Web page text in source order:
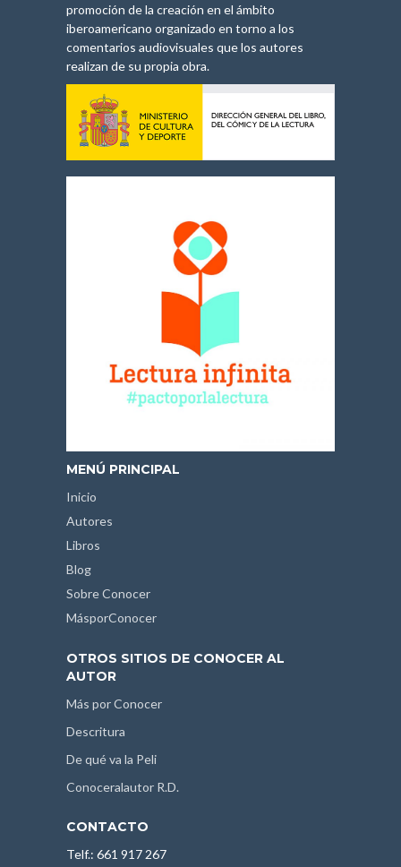
promoción de la creación en el ámbito
iberoamericano organizado en torno a los
comentarios audiovisuales que los autores
realizan de su propia obra.
MENÚ PRINCIPAL
Inicio
Autores
Libros
Blog
Sobre Conocer
MásporConocer
OTROS SITIOS DE CONOCER AL
AUTOR
Más por Conocer
Descritura
De qué va la Peli
Conoceralautor R.D.
CONTACTO
Telf.: 661 917 267